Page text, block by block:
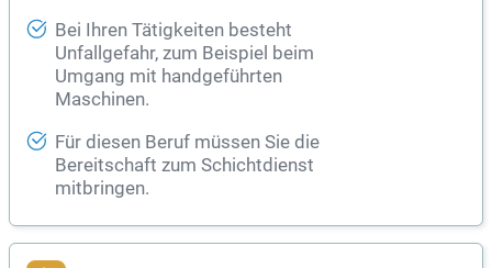
Bei Ihren Tätigkeiten besteht
Unfallgefahr, zum Beispiel beim
Umgang mit handgeführten
Maschinen.
Für diesen Beruf müssen Sie die
Bereitschaft zum Schichtdienst
mitbringen.